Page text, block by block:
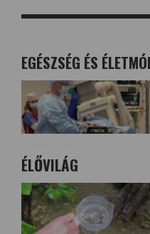
EGÉSZSÉG ÉS
ÉLŐVILÁG